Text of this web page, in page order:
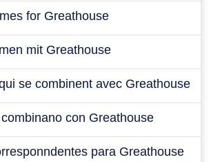
for Greathouse
mit Greathouse
se combinent avec Greathouse
con Greathouse
para Greathouse